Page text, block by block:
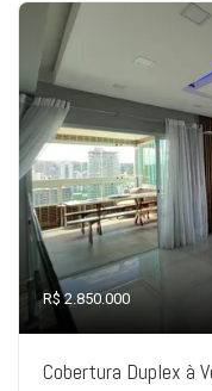
R$ 2.850.000
Cobertura Duplex à